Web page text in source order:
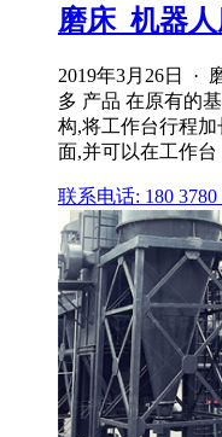
磨床_机器
2019年3月26日 ·
多 产品 在原有的
构,将工作台行程
面,并可以在工作台
联系电话: 180 3780